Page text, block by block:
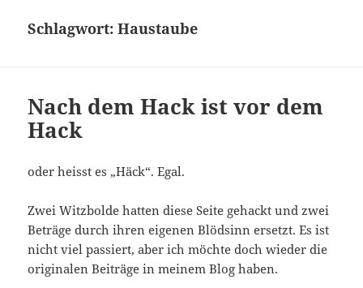
Schlagwort:Haustaube
Nach dem Hack ist vor dem
Hack
oder heisst es „Häck“. Egal.
Zwei Witzbolde hatten diese Seite gehackt und zwei
Beträge durch ihren eigenen Blödsinn ersetzt. Es ist
nicht viel passiert, aber ich möchte doch wieder die
originalen Beiträge in meinem Blog haben.